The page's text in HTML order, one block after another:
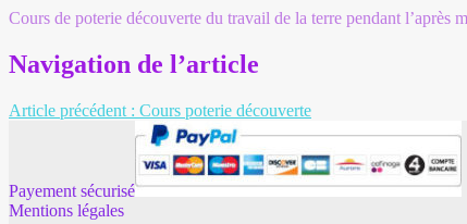
Cours de poterie découverte du travail de la terre pendant
Navigation de l’article
Article précédent : Cours poterie découverte
Payement sécurisé
Mentions légales